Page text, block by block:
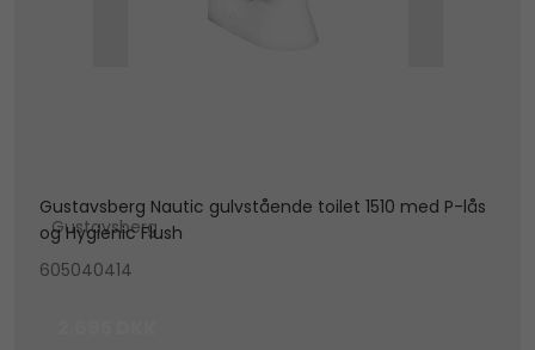
Gustavsberg Nautic gulvstående toilet 1510 med P-lås
og Hygienic Flush
Gustavsberg
605040414